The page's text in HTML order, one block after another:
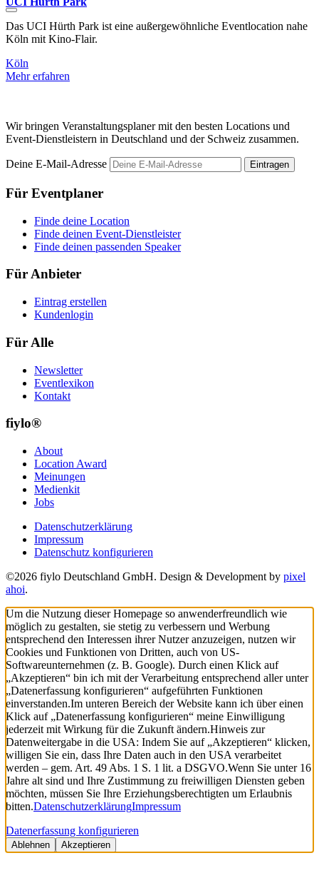
Das UCI Hürth Park ist eine außergewöhnliche Eventlocation nahe
Köln mit Kino-Flair.
Köln
Mehr erfahren
Wir bringen Veranstaltungsplaner mit den besten Locations und
Event-Dienstleistern in Deutschland und der Schweiz zusammen.
Deine E-Mail-Adresse Eintragen
Für Eventplaner
Finde deine Location
Finde deinen Event-Dienstleister
Finde deinen passenden Speaker
Für Anbieter
Eintrag erstellen
Kundenlogin
Für Alle
Newsletter
Eventlexikon
Kontakt
fiylo®
About
Location Award
Meinungen
Medienkit
Jobs
Datenschutzerklärung
Impressum
Datenschutz konfigurieren
©2026 fiylo Deutschland GmbH. Design & Development by pixel
ahoi.
Um die Nutzung dieser Homepage so anwenderfreundlich wie
möglich zu gestalten, sie stetig zu verbessern und Werbung
entsprechend den Interessen ihrer Nutzer anzuzeigen, nutzen wir
Cookies und Funktionen von Dritten, auch von US-
Softwareunternehmen (z. B. Google). Durch einen Klick auf
„Akzeptieren“ bin ich mit der Verarbeitung entsprechend aller unter
„Datenerfassung konfigurieren“ aufgeführten Funktionen
einverstanden.Im unteren Bereich der Website kann ich über einen
Klick auf „Datenerfassung konfigurieren“ meine Einwilligung
jederzeit mit Wirkung für die Zukunft ändern.Hinweis zur
Datenweitergabe in die USA: Indem Sie auf „Akzeptieren“ klicken,
willigen Sie ein, dass Ihre Daten auch in den USA verarbeitet
werden – gem. Art. 49 Abs. 1 S. 1 lit. a DSGVO.Wenn Sie unter 16
Jahre alt sind und Ihre Zustimmung zu freiwilligen Diensten geben
möchten, müssen Sie Ihre Erziehungsberechtigten um Erlaubnis
bitten.DatenschutzerklärungImpressum
Datenerfassung konfigurieren
Ablehnen Akzeptieren